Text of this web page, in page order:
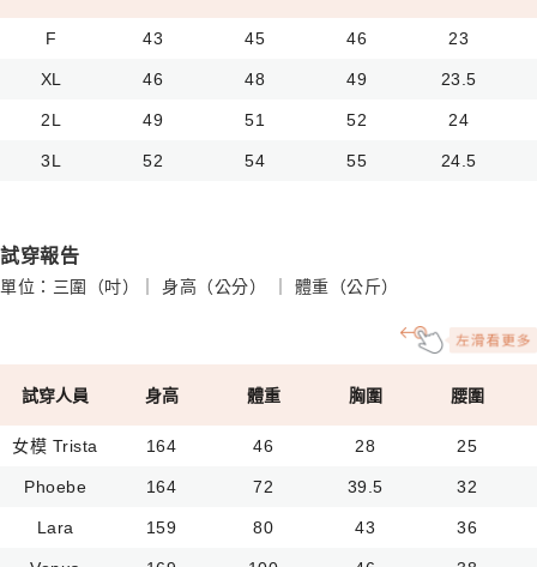
F 43 45 46 23
XL 46 48 49 23.5
2L 49 51 52 24
3L 52 54 55 24.5
試穿報告
單位：三圍（吋）｜ 身高（公分） ｜ 體重（公斤）
試穿人員 身高 體重 胸圍 腰圍
女模 Trista 164 46 28 25
Phoebe 164 72 39.5 32
Lara 159 80 43 36